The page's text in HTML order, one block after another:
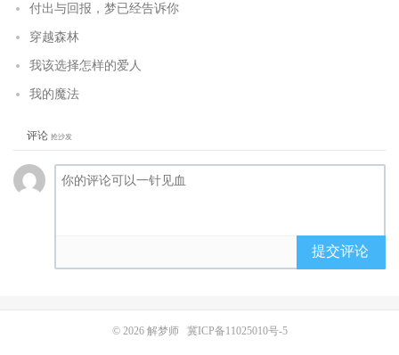
付出与回报，梦已经告诉你
穿越森林
我该选择怎样的爱人
我的魔法
评论 抢沙发
提交评论
© 2026 解梦师 冀ICP备11025010号-5